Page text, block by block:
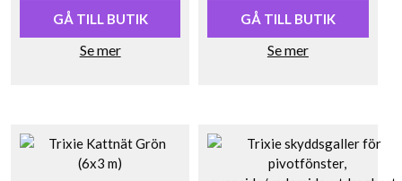
GÅ TILL BUTIK
Se mer
GÅ TILL BUTIK
Se mer